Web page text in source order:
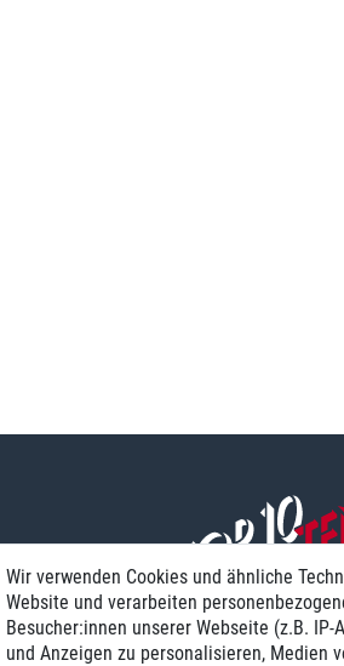
Wir verwenden Cookies und ähnliche
Website und verarbeiten
Besucher:innen unserer Webseite (z.B. IP-
und Anzeigen zu personalisieren, Medien